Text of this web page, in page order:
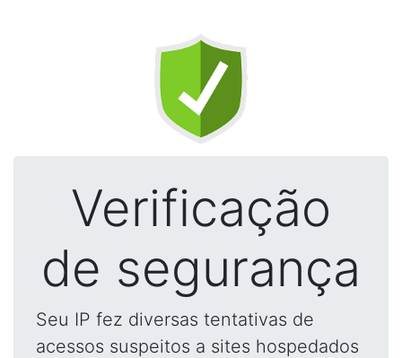
Verificação
de segurança
Seu IP fez diversas tentativas de
acessos suspeitos a sites hospedados